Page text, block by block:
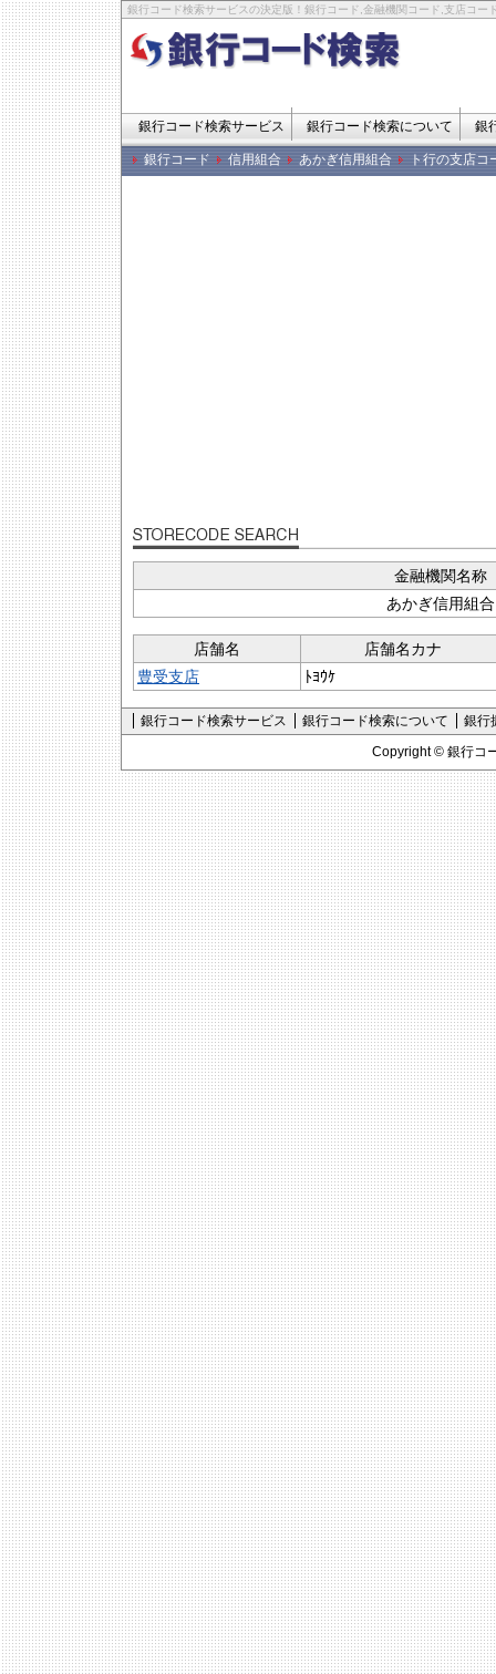
銀行コード検索サービスの決定版！銀行コード,金融機関コード,支店コー
銀行コード検索サービス 銀行コード検索について 銀
銀行コード 信用組合 あかぎ信用組合 ト行の支店コ
金融機関名称
あかぎ信用組合
店舗名
店舗名カナ
豊受支店
ﾄﾖｳｹ
銀行コード検索サービス 銀行コード検索について
銀行
Copyright © 銀行コ